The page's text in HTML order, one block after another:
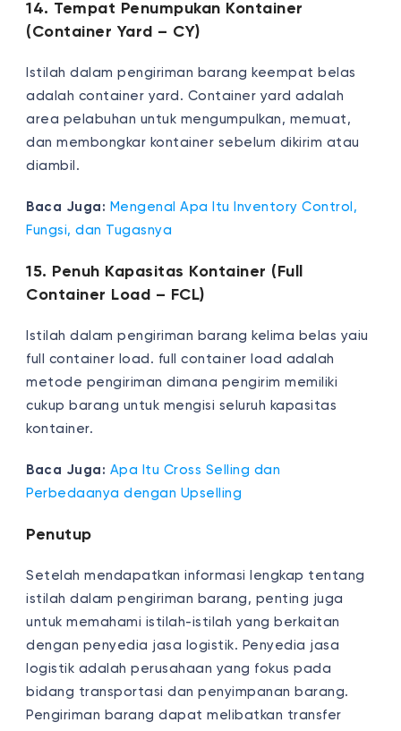
14. Tempat Penumpukan Kontainer
(Container Yard – CY)
Istilah dalam pengiriman barang keempat belas
adalah container yard. Container yard adalah
area pelabuhan untuk mengumpulkan, memuat,
dan membongkar kontainer sebelum dikirim atau
diambil.
Baca Juga: Mengenal Apa Itu Inventory Control,
Fungsi, dan Tugasnya
15. Penuh Kapasitas Kontainer (Full
Container Load – FCL)
Istilah dalam pengiriman barang kelima belas yaiu
full container load. full container load adalah
metode pengiriman dimana pengirim memiliki
cukup barang untuk mengisi seluruh kapasitas
kontainer.
Baca Juga: Apa Itu Cross Selling dan
Perbedaanya dengan Upselling
Penutup
Setelah mendapatkan informasi lengkap tentang
istilah dalam pengiriman barang, penting juga
untuk memahami istilah-istilah yang berkaitan
dengan penyedia jasa logistik. Penyedia jasa
logistik adalah perusahaan yang fokus pada
bidang transportasi dan penyimpanan barang.
Pengiriman barang dapat melibatkan transfer